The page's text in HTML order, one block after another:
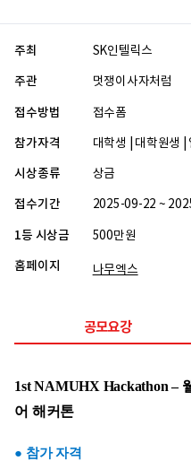
주최 SK인텔릭스
주관 멋쟁이사자처럼
접수방법 접수폼
참가자격 대학생 | 대학원생 |
시상종류 상금
접수기간 2025-09-22 ~
1등 시상금 500만원
홈페이지 나무엑스
공모요강
1st NAMUHX Hackathon –
어 해커톤
● 참가 자격